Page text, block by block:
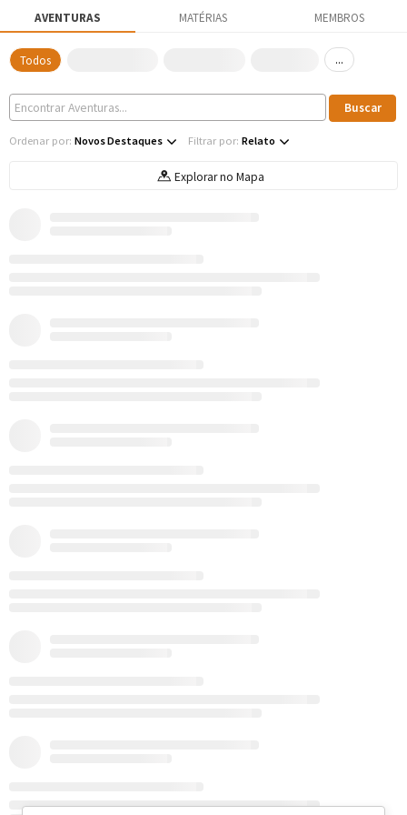
AVENTURAS MATÉRIAS MEMBROS
Todos ...
Ordenar por: Novos Destaques Filtrar por: Relato
Explorar no Mapa